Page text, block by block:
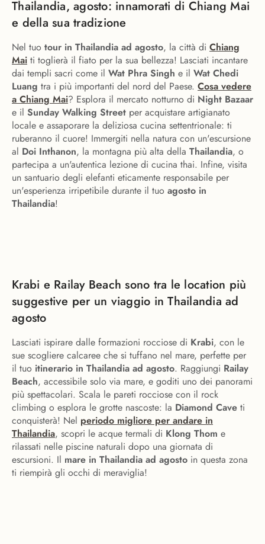
Thailandia, agosto: innamorati di Chiang Mai
e della sua tradizione
Nel tuo tour in Thailandia ad agosto, la città di Chiang
Mai ti toglierà il fiato per la sua bellezza! Lasciati incantare
dai templi sacri come il Wat Phra Singh e il Wat Chedi
Luang tra i più importanti del nord del Paese. Cosa vedere
a Chiang Mai? Esplora il mercato notturno di Night Bazaar
e il Sunday Walking Street per acquistare artigianato
locale e assaporare la deliziosa cucina settentrionale: ti
ruberanno il cuore! Immergiti nella natura con un'escursione
al Doi Inthanon, la montagna più alta della Thailandia, o
partecipa a un'autentica lezione di cucina thai. Infine, visita
un santuario degli elefanti eticamente responsabile per
un'esperienza irripetibile durante il tuo agosto in
Thailandia!
Krabi e Railay Beach sono tra le location più
suggestive per un viaggio in Thailandia ad
agosto
Lasciati ispirare dalle formazioni rocciose di Krabi, con le
sue scogliere calcaree che si tuffano nel mare, perfette per
il tuo itinerario in Thailandia ad agosto. Raggiungi Railay
Beach, accessibile solo via mare, e goditi uno dei panorami
più spettacolari. Scala le pareti rocciose con il rock
climbing o esplora le grotte nascoste: la Diamond Cave ti
conquisterà! Nel periodo migliore per andare in
Thailandia, scopri le acque termali di Klong Thom e
rilassati nelle piscine naturali dopo una giornata di
escursioni. Il mare in Thailandia ad agosto in questa zona
ti riempirà gli occhi di meraviglia!